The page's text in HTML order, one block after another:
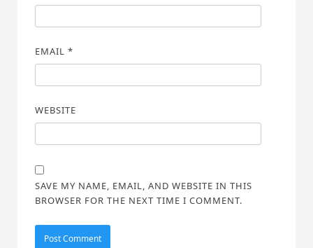
EMAIL *
WEBSITE
SAVE MY NAME, EMAIL, AND WEBSITE IN THIS
BROWSER FOR THE NEXT TIME I COMMENT.